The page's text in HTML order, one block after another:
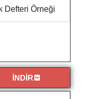
Defteri Örneği
İNDİR